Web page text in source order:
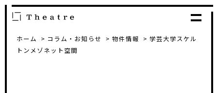
ホーム コラム・お知らせ 物件情報
学芸大学スケル
トンメゾネット空間